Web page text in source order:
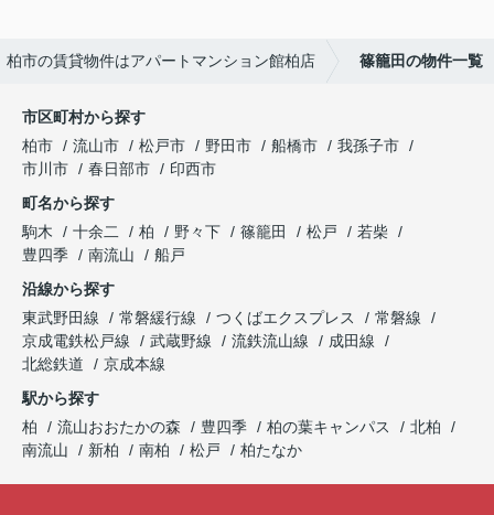
柏市の賃貸物件はアパートマンション館柏店 篠籠田の物件一覧
市区町村から探す
柏市
流山市 松戸市 野田市 船橋市
我孫子市
市川市
春日部市
印西市
町名から探す
駒木
十余二 柏 野々下 篠籠田 松戸
若柴
豊四季
南流山
船戸
沿線から探す
東武野田線
常磐緩行線 つくばエクスプレス
常磐線
京成電鉄松戸線
武蔵野線 流鉄流山線
成田線
北総鉄道
京成本線
駅から探す
柏
流山おおたかの森 豊四季 柏の葉キャンパス
北柏
南流山
新柏 南柏 松戸 柏たなか